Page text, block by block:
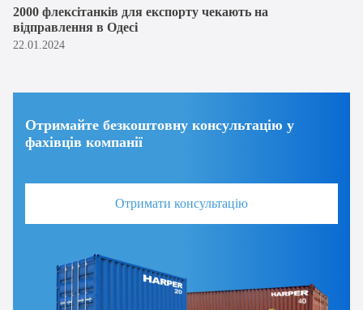
2000 флексітанків для експорту чекають на
відправлення в Одесі
22.01.2024
Отримайте безкоштовну консультацію у
фахівців компанії
Отримати консультацію